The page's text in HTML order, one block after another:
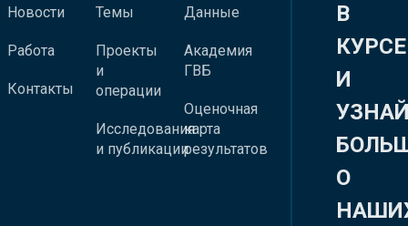
Новости
Работа
Контакты
Темы
Проекты
и
операции
Исследования
и публикации
Данные
Академия
ГВБ
Оценочная
карта
результатов
В
КУРСЕ
И
О